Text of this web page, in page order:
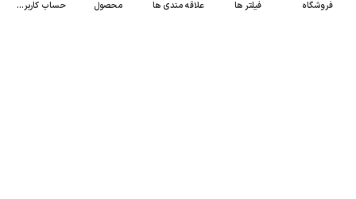
- صفحه اصلیفروشگاه فیلتر ها علاقه مندی ها محصول حساب کاربری من